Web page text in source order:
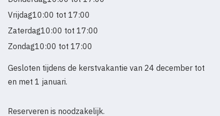
Vrijdag10:00 tot 17:00
Zaterdag10:00 tot 17:00
Zondag10:00 tot 17:00
Gesloten tijdens de kerstvakantie van 24 december tot
en met 1 januari.
Reserveren is noodzakelijk.